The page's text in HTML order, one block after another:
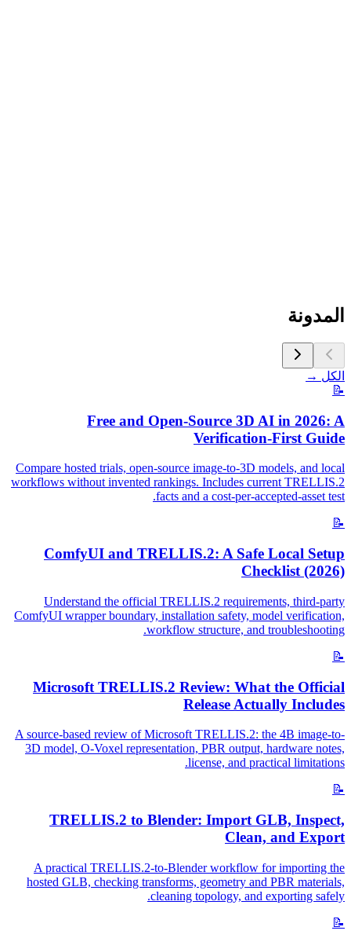
المدونة
الكل →
📝
Free and Open-Source 3D AI in 2026: A
Verification-First Guide
Compare hosted trials, open-source image-to-3D models, and local
workflows without invented rankings. Includes current TRELLIS.2
facts and a cost-per-accepted-asset test.
📝
ComfyUI and TRELLIS.2: A Safe Local Setup
Checklist (2026)
Understand the official TRELLIS.2 requirements, third-party
ComfyUI wrapper boundary, installation safety, model verification,
workflow structure, and troubleshooting.
📝
Microsoft TRELLIS.2 Review: What the Official
Release Actually Includes
A source-based review of Microsoft TRELLIS.2: the 4B image-to-
3D model, O-Voxel representation, PBR output, hardware notes,
license, and practical limitations.
📝
TRELLIS.2 to Blender: Import GLB, Inspect,
Clean, and Export
A practical TRELLIS.2-to-Blender workflow for importing the
hosted GLB, checking transforms, geometry and PBR materials,
cleaning topology, and exporting safely.
📝